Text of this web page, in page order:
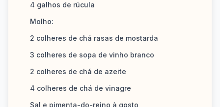
4 galhos de rúcula
Molho:
2 colheres de chá rasas de mostarda
3 colheres de sopa de vinho branco
2 colheres de chá de azeite
4 colheres de chá de vinagre
Sal e pimenta-do-reino à gosto